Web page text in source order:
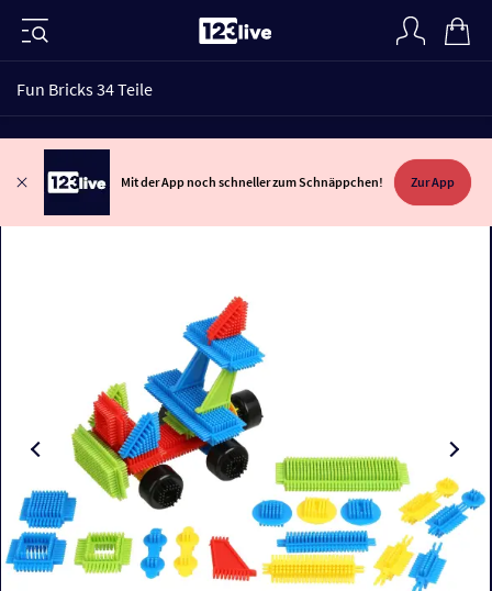
Fun Bricks 34 Teile
Mit der App noch schneller zum Schnäppchen! Zur App